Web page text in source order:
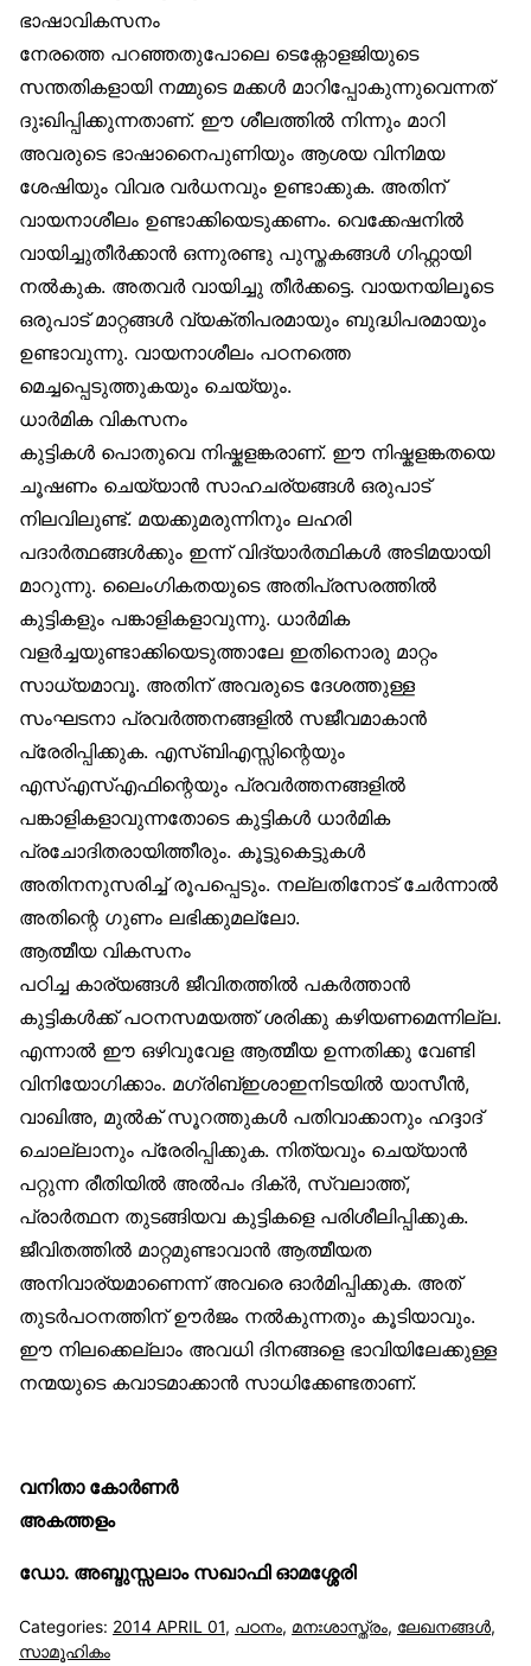
ഭാഷാവികസനം
നേരത്തെ പറഞ്ഞതുപോലെ ടെക്നോളജിയുടെ
സന്തതികളായി നമ്മുടെ മക്കള്‍ മാറിപ്പോകുന്നുവെന്നത്
ദുഃഖിപ്പിക്കുന്നതാണ്. ഈ ശീലത്തില്‍ നിന്നും മാറി
അവരുടെ ഭാഷാനൈപുണിയും ആശയ വിനിമയ
ശേഷിയും വിവര വര്‍ധനവും ഉണ്ടാക്കുക. അതിന്
വായനാശീലം ഉണ്ടാക്കിയെടുക്കണം. വെക്കേഷനില്‍
വായിച്ചുതീര്‍ക്കാന്‍ ഒന്നുരണ്ടു പുസ്തകങ്ങള്‍ ഗിഫ്റ്റായി
നല്‍കുക. അതവര്‍ വായിച്ചു തീര്‍ക്കട്ടെ. വായനയിലൂടെ
ഒരുപാട് മാറ്റങ്ങള്‍ വ്യക്തിപരമായും ബുദ്ധിപരമായും
ഉണ്ടാവുന്നു. വായനാശീലം പഠനത്തെ
മെച്ചപ്പെടുത്തുകയും ചെയ്യും.
ധാര്‍മിക വികസനം
കുട്ടികള്‍ പൊതുവെ നിഷ്കളങ്കരാണ്. ഈ നിഷ്കളങ്കതയെ
ചൂഷണം ചെയ്യാന്‍ സാഹചര്യങ്ങള്‍ ഒരുപാട്
നിലവിലുണ്ട്. മയക്കുമരുന്നിനും ലഹരി
പദാര്‍ത്ഥങ്ങള്‍ക്കും ഇന്ന് വിദ്യാര്‍ത്ഥികള്‍ അടിമയായി
മാറുന്നു. ലൈംഗികതയുടെ അതിപ്രസരത്തില്‍
കുട്ടികളും പങ്കാളികളാവുന്നു. ധാര്‍മിക
വളര്‍ച്ചയുണ്ടാക്കിയെടുത്താലേ ഇതിനൊരു മാറ്റം
സാധ്യമാവൂ. അതിന് അവരുടെ ദേശത്തുള്ള
സംഘടനാ പ്രവര്‍ത്തനങ്ങളില്‍ സജീവമാകാന്‍
പ്രേരിപ്പിക്കുക. എസ്ബിഎസ്സിന്റെയും
എസ്എസ്എഫിന്റെയും പ്രവര്‍ത്തനങ്ങളില്‍
പങ്കാളികളാവുന്നതോടെ കുട്ടികള്‍ ധാര്‍മിക
പ്രചോദിതരായിത്തീരും. കൂട്ടുകെട്ടുകള്‍
അതിനനുസരിച്ച് രൂപപ്പെടും. നല്ലതിനോട് ചേര്‍ന്നാല്‍
അതിന്റെ ഗുണം ലഭിക്കുമല്ലോ.
ആത്മീയ വികസനം
പഠിച്ച കാര്യങ്ങള്‍ ജീവിതത്തില്‍ പകര്‍ത്താന്‍
കുട്ടികള്‍ക്ക് പഠനസമയത്ത് ശരിക്കു കഴിയണമെന്നില്ല.
എന്നാല്‍ ഈ ഒഴിവുവേള ആത്മീയ ഉന്നതിക്കു വേണ്ടി
വിനിയോഗിക്കാം. മഗ്രിബ്ഇശാഇനിടയില്‍ യാസീന്‍,
വാഖിഅ, മുല്‍ക് സൂറത്തുകള്‍ പതിവാക്കാനും ഹദ്ദാദ്
ചൊല്ലാനും പ്രേരിപ്പിക്കുക. നിത്യവും ചെയ്യാന്‍
പറ്റുന്ന രീതിയില്‍ അല്‍പം ദിക്ര്‍, സ്വലാത്ത്,
പ്രാര്‍ത്ഥന തുടങ്ങിയവ കുട്ടികളെ പരിശീലിപ്പിക്കുക.
ജീവിതത്തില്‍ മാറ്റമുണ്ടാവാന്‍ ആത്മീയത
അനിവാര്യമാണെന്ന് അവരെ ഓര്‍മിപ്പിക്കുക. അത്
തുടര്‍പഠനത്തിന് ഊര്‍ജം നല്‍കുന്നതും കൂടിയാവും.
ഈ നിലക്കെല്ലാം അവധി ദിനങ്ങളെ ഭാവിയിലേക്കുള്ള
നന്മയുടെ കവാടമാക്കാന്‍ സാധിക്കേണ്ടതാണ്.
വനിതാ കോര്‍ണര്‍
അകത്തളം
ഡോ. അബ്ദുസ്സലാം സഖാഫി ഓമശ്ശേരി
Categories: 2014 APRIL 01, പഠനം, മനഃശാസ്ത്രം, ലേഖനങ്ങള്‍,
സാമൂഹികം